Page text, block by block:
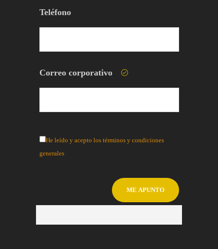
Teléfono
Correo corporativo
He leído y acepto los términos y condiciones
generales